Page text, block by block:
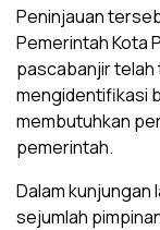
Peninjauan
Pemerintah Kota
pascabanjir
mengidentifikasi
membutuhkan
pemerintah.
Dalam kunjungan
sejumlah